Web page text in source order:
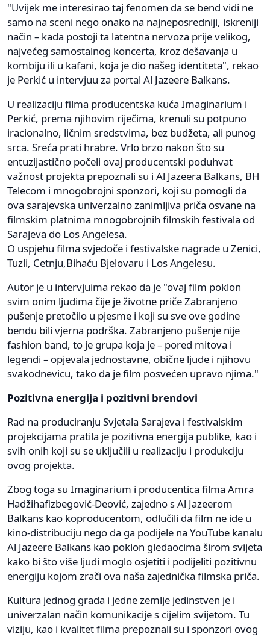
"Uvijek me interesirao taj fenomen da se bend vidi ne
samo na sceni nego onako na najneposredniji, iskreniji
način – kada postoji ta latentna nervoza prije velikog,
najvećeg samostalnog koncerta, kroz dešavanja u
kombiju ili u kafani, koja je dio našeg identiteta", rekao
je Perkić u intervjuu za portal Al Jazeere Balkans.
U realizaciju filma producentska kuća Imaginarium i
Perkić, prema njihovim riječima, krenuli su potpuno
iracionalno, ličnim sredstvima, bez budžeta, ali punog
srca. Sreća prati hrabre. Vrlo brzo nakon što su
entuzijastično počeli ovaj producentski poduhvat
važnost projekta prepoznali su i Al Jazeera Balkans, BH
Telecom i mnogobrojni sponzori, koji su pomogli da
ova sarajevska univerzalno zanimljiva priča osvane na
filmskim platnima mnogobrojnih filmskih festivala od
Sarajeva do Los Angelesa.
O uspjehu filma svjedoče i festivalske nagrade u Zenici,
Tuzli, Cetnju,Bihaću Bjelovaru i Los Angelesu.
Autor je u intervjuima rekao da je "ovaj film poklon
svim onim ljudima čije je životne priče Zabranjeno
pušenje pretočilo u pjesme i koji su sve ove godine
bendu bili vjerna podrška. Zabranjeno pušenje nije
fashion band, to je grupa koja je – pored mitova i
legendi – opjevala jednostavne, obične ljude i njihovu
svakodnevicu, tako da je film posvećen upravo njima."
Pozitivna energija i pozitivni brendovi
Rad na produciranju Svjetala Sarajeva i festivalskim
projekcijama pratila je pozitivna energija publike, kao i
svih onih koji su se uključili u realizaciju i produkciju
ovog projekta.
Zbog toga su Imaginarium i producentica filma Amra
Hadžihafizbegović-Deović, zajedno s Al Jazeerom
Balkans kao koproducentom, odlučili da film ne ide u
kino-distribuciju nego da ga podijele na YouTube kanalu
Al Jazeere Balkans kao poklon gledaocima širom svijeta
kako bi što više ljudi moglo osjetiti i podijeliti pozitivnu
energiju kojom zrači ova naša zajednička filmska priča.
Kultura jednog grada i jedne zemlje jedinstven je i
univerzalan način komunikacije s cijelim svijetom. Tu
viziju, kao i kvalitet filma prepoznali su i sponzori ovog